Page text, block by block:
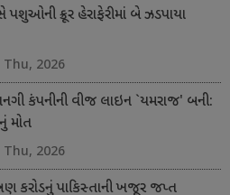
પશુઓની ક્રૂર હેરાફેરીમાં બે ઝડપાયા
2026
કંપનીની વીજ લાઇન `યમરાજ' બની:
મોત
2026
કરોડનું પાકિસ્તાની ખજૂર જપ્ત